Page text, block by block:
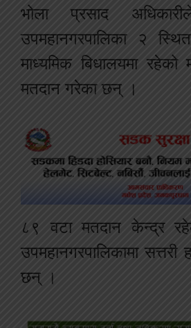
भोला प्रसाद
उपमहानगरपालिका २
माध्यमिक बिधालयमा रहेको
मतदान गरेका छन् ।
८९ वटा मतदान केन्द्र
उपमहानगरपालिकामा
छन् ।